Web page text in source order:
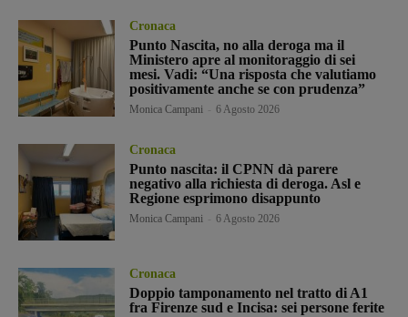
Cronaca
Punto Nascita, no alla deroga ma il
Ministero apre al monitoraggio di sei
mesi. Vadi: “Una risposta che valutiamo
positivamente anche se con prudenza”
Monica Campani 6 Agosto 2026
Cronaca
Punto nascita: il CPNN dà parere
negativo alla richiesta di deroga. Asl e
Regione esprimono disappunto
Monica Campani 6 Agosto 2026
Cronaca
Doppio tamponamento nel tratto di A1
fra Firenze sud e Incisa: sei persone ferite